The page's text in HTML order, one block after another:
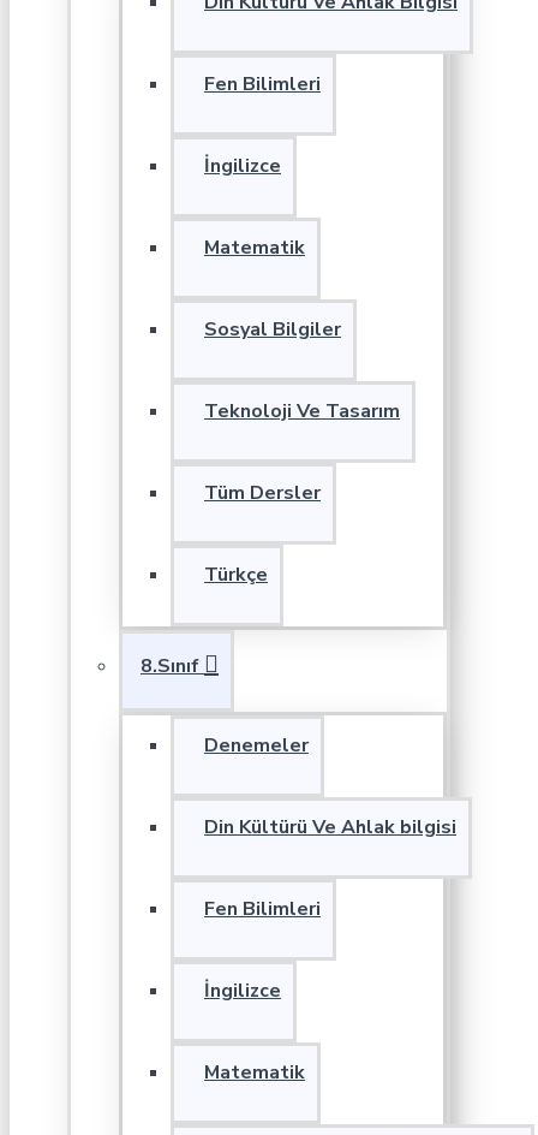
Fen Bilimleri
İngilizce
Matematik
Sosyal Bilgiler
Teknoloji Ve Tasarım
Tüm Dersler
Türkçe
8.Sınıf
Denemeler
Din Kültürü Ve Ahlak bilgisi
Fen Bilimleri
İngilizce
Matematik